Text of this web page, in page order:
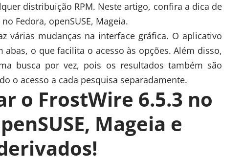
distribuição RPM. Neste artigo, confira a dica de
Fedora, openSUSE, Mageia.
várias mudanças na interface gráfica. O aplicativo
abas, o que facilita o acesso às opções. Além disso,
busca por vez, pois os resultados também são
o acesso a cada pesquisa separadamente.
o FrostWire 6.5.3 no
Mageia e